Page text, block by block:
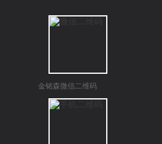
金铭森微信二维码